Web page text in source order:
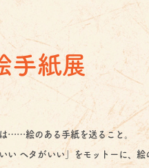
手紙展
……絵のある手紙を送ること。
いい ヘタがいい」をモットーに、